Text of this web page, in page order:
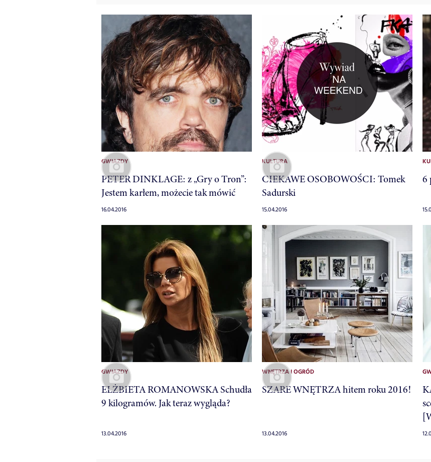
GWIAZDY
PETER DINKLAGE: z „Gry o Tron”:
Jestem karłem, możecie tak mówić
16.04.2016
KULTURA
CIEKAWE OSOBOWOŚCI: Tomek
Sadurski
15.04.2016
6
GWIAZDY
ELŻBIETA ROMANOWSKA Schudła
9 kilogramów. Jak teraz wygląda?
13.04.2016
WNĘTRZA I OGRÓD
SZARE WNĘTRZA hitem roku 2016!
13.04.2016